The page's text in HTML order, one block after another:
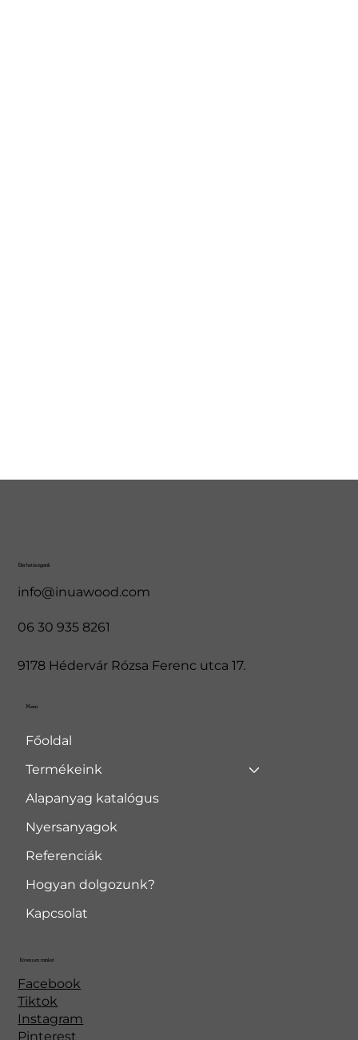
Elérhetőségeink
info@inuawood.com
06 30 935 8261
9178 Hédervár Rózsa Ferenc utca 17.
Menü
Főoldal
Termékeink
Alapanyag katalógus
Nyersanyagok
Referenciák
Hogyan dolgozunk?
Kapcsolat
Facebook
Tiktok
Instagram
Pinterest
Kövessen minket